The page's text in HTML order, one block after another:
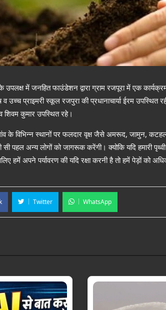
के उपलक्ष में जनहित फाउंडेशन द्वारा ग्राम रजपूरा में एक
उच्च प्राइमरी स्कूल रजपुरा की प्रधानाचार्या ईरम
कुमार उपस्थित रहे।
के विभिन्न स्थानों पर फलदार वृक्ष जैसे अमरूद, जामुन,
पहल अन्य लोगों को जागरूक करेंगी। क्योकि यदि हमारी
हमें अपने पर्यावरण की यदि रक्षा करनी है तो हमें पेड़ों को
Twitter WhatsApp